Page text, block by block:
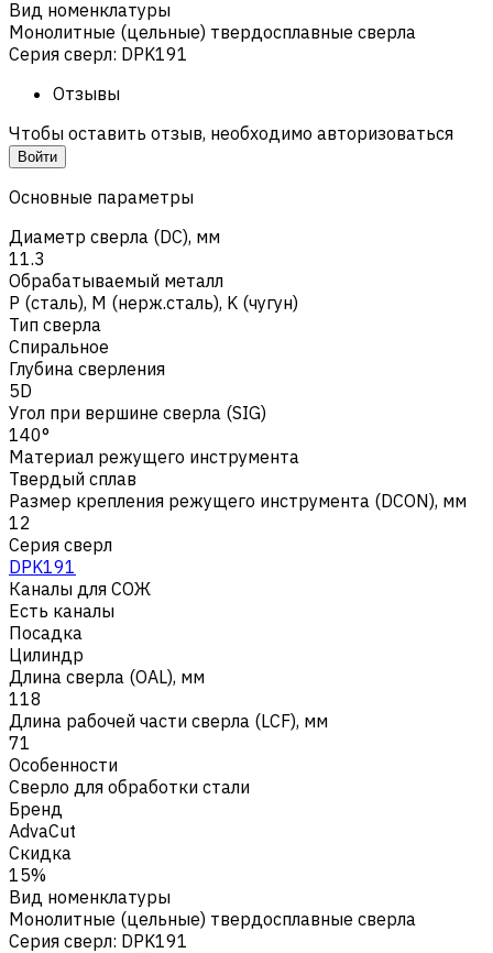
Вид номенклатуры
Монолитные (цельные) твердосплавные сверла
Серия сверл: DPK191
Отзывы
Чтобы оставить отзыв, необходимо авторизоваться
Войти
Основные параметры
Диаметр сверла (DC), мм
11.3
Обрабатываемый металл
Р (сталь), M (нерж.сталь), K (чугун)
Тип сверла
Спиральное
Глубина сверления
5D
Угол при вершине сверла (SIG)
140°
Материал режущего инструмента
Твердый сплав
Размер крепления режущего инструмента (DCON), мм
12
Серия сверл
DPK191
Каналы для СОЖ
Есть каналы
Посадка
Цилиндр
Длина сверла (OAL), мм
118
Длина рабочей части сверла (LCF), мм
71
Особенности
Сверло для обработки стали
Бренд
AdvaCut
Скидка
15%
Вид номенклатуры
Монолитные (цельные) твердосплавные сверла
Серия сверл: DPK191